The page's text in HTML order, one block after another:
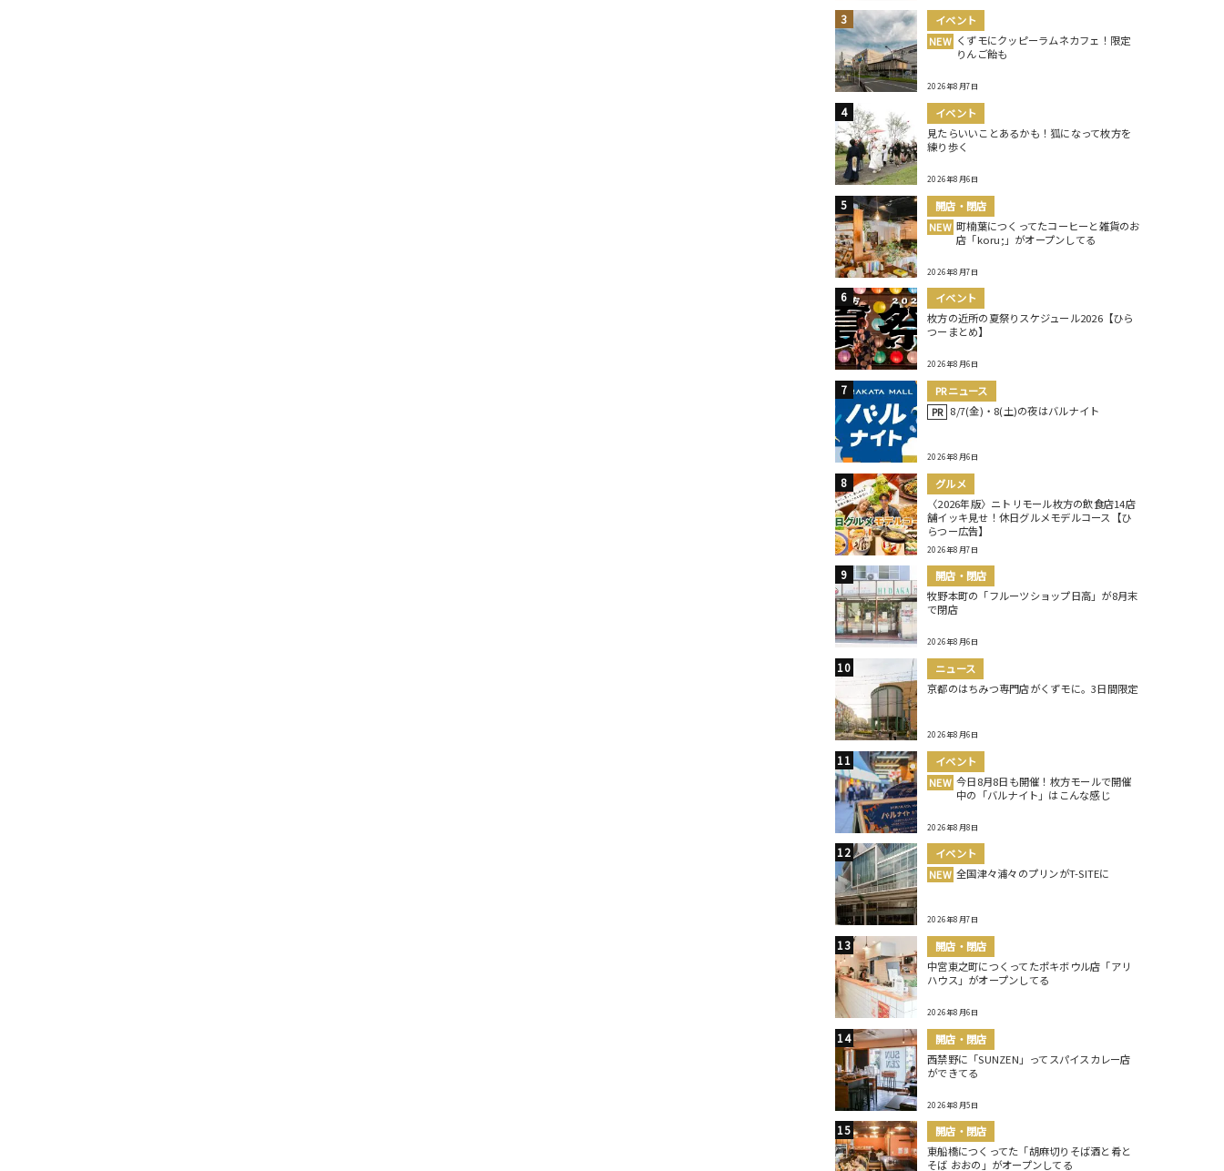
イベント
NEW くずモにクッピーラムネカフェ！限定
りんご飴も
2026年8月7日
イベント
見たらいいことあるかも！狐になって枚方を
練り歩く
2026年8月6日
開店・閉店
NEW 町楠葉につくってたコーヒーと雑貨のお
店「koru;」がオープンしてる
2026年8月7日
イベント
枚方の近所の夏祭りスケジュール2026【ひら
つーまとめ】
2026年8月6日
PRニュース
PR 8/7(金)・8(土)の夜はバルナイト
2026年8月6日
グルメ
〈2026年版〉ニトリモール枚方の飲食店14店
舗イッキ見せ！休日グルメモデルコース【ひ
らつー広告】
2026年8月7日
開店・閉店
牧野本町の「フルーツショップ日高」が8月末
で閉店
2026年8月6日
ニュース
京都のはちみつ専門店がくずモに。3日間限定
2026年8月6日
イベント
NEW 今日8月8日も開催！枚方モールで開催
中の「バルナイト」はこんな感じ
2026年8月8日
イベント
NEW 全国津々浦々のプリンがT-SITEに
2026年8月7日
開店・閉店
中宮東之町につくってたポキボウル店「アリ
ハウス」がオープンしてる
2026年8月6日
開店・閉店
西禁野に「SUNZEN」ってスパイスカレー店
ができてる
2026年8月5日
開店・閉店
東船橋につくってた「胡麻切りそば酒と肴と
そば おおの」がオープンしてる